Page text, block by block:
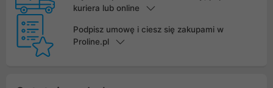
kuriera lub online
Podpisz umowę i ciesz się zakupami w
Proline.pl